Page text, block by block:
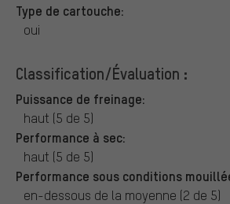
Type de cartouche:
oui
Classification/Évaluation :
Puissance de freinage:
haut (5 de 5)
Performance à sec:
haut (5 de 5)
Performance sous conditions
en-dessous de la moyenne (2 de 5)